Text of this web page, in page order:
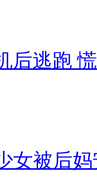
后逃跑
女被后